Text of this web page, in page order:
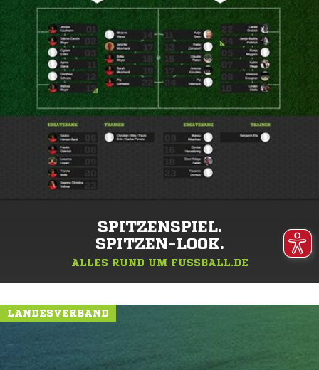
SPITZENSPIEL.
SPITZEN-LOOK.
ALLES RUND UM FUSSBALL.DE
LANDESVERBAND